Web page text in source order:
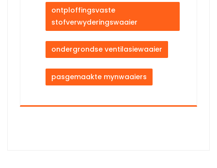
ontploffingsvaste
stofverwyderingswaaier
ondergrondse ventilasiewaaier
pasgemaakte mynwaaiers